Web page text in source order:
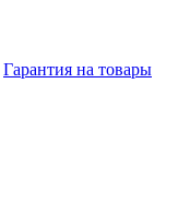
Гарантия на товары